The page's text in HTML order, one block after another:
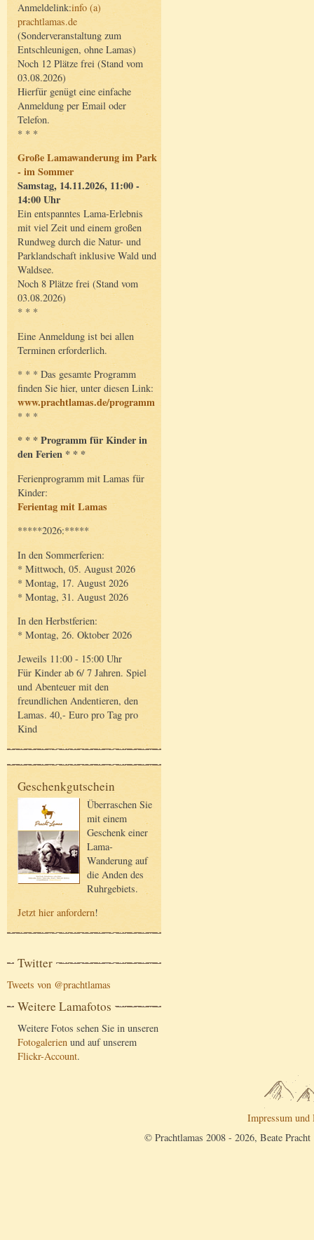
Anmeldelink:info (a)
prachtlamas.de
(Sonderveranstaltung zum
Entschleunigen, ohne Lamas)
Noch 12 Plätze frei (Stand vom
03.08.2026)
Hierfür genügt eine einfache
Anmeldung per Email oder
Telefon.
* * *
Große Lamawanderung im Park
- im Sommer
Samstag, 14.11.2026, 11:00 -
14:00 Uhr
Ein entspanntes Lama-Erlebnis
mit viel Zeit und einem großen
Rundweg durch die Natur- und
Parklandschaft inklusive Wald und
Waldsee.
Noch 8 Plätze frei (Stand vom
03.08.2026)
* * *
Eine Anmeldung ist bei allen
Terminen erforderlich.
* * * Das gesamte Programm
finden Sie hier, unter diesen Link:
www.prachtlamas.de/programm
* * *
* * * Programm für Kinder in
den Ferien * * *
Ferienprogramm mit Lamas für
Kinder:
Ferientag mit Lamas
*****2026:*****
In den Sommerferien:
* Mittwoch, 05. August 2026
* Montag, 17. August 2026
* Montag, 31. August 2026
In den Herbstferien:
* Montag, 26. Oktober 2026
Jeweils 11:00 - 15:00 Uhr
Für Kinder ab 6/ 7 Jahren. Spiel
und Abenteuer mit den
freundlichen Andentieren, den
Lamas. 40,- Euro pro Tag pro
Kind
Geschenkgutschein
Überraschen Sie
mit einem
Geschenk einer
Lama-
Wanderung auf
die Anden des
Ruhrgebiets.
Jetzt hier anfordern!
Twitter
Tweets von @prachtlamas
Weitere Lamafotos
Weitere Fotos sehen Sie in unseren
Fotogalerien und auf unserem
Flickr-Account.
Impressum und
© Prachtlamas 2008 - 2026, Beate Pracht